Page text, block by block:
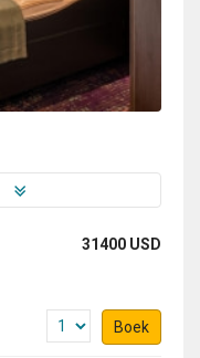
31400 USD
Boek